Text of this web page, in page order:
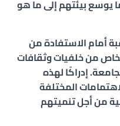
يوسع بيئتهم إلى ما هو
أمام الاستفادة من
من خلفيات وثقافات
إدراكًا لهذه
المختلفة
من أجل تنميتهم